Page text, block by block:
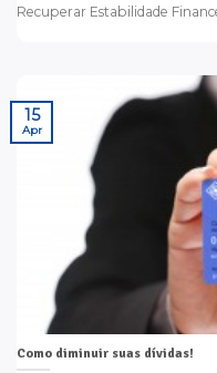
Recuperar Estabilidade
Como diminuir suas dívidas!
15
Apr